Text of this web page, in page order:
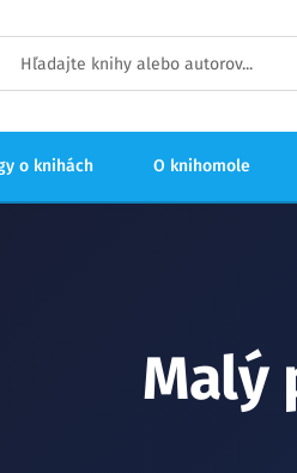
o knihách O knihomole
Malý